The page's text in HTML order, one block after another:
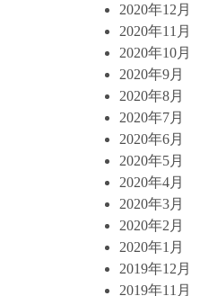
2020年12月
2020年11月
2020年10月
2020年9月
2020年8月
2020年7月
2020年6月
2020年5月
2020年4月
2020年3月
2020年2月
2020年1月
2019年12月
2019年11月